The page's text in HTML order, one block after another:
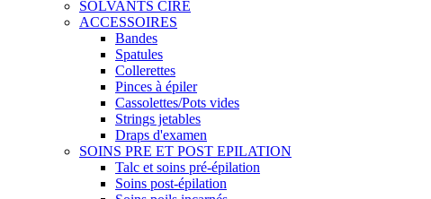
SOLVANTS CIRE
ACCESSOIRES
Bandes
Spatules
Collerettes
Pinces à épiler
Cassolettes/Pots vides
Strings jetables
Draps d'examen
SOINS PRE ET POST EPILATION
Talc et soins pré-épilation
Soins post-épilation